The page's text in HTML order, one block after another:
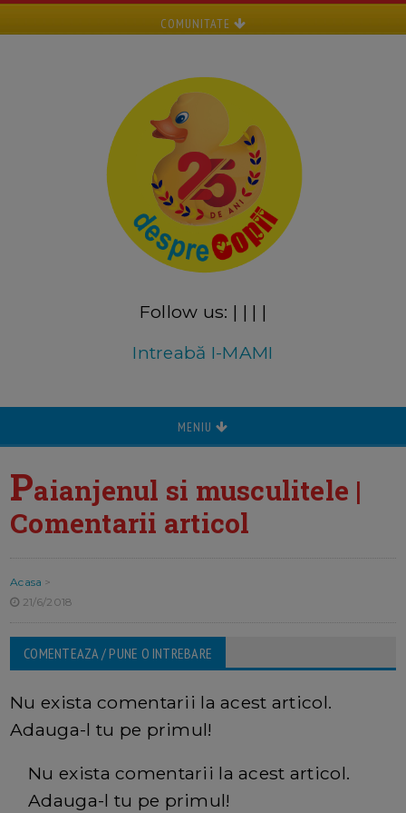
COMUNITATE
Follow us: | | | |
Intreabă I-MAMI
MENIU
Paianjenul si musculitele |
Comentarii articol
Acasa >
21/6/2018
COMENTEAZA / PUNE O INTREBARE
Nu exista comentarii la acest articol.
Adauga-l tu pe primul!
Nu exista comentarii la acest articol.
Adauga-l tu pe primul!